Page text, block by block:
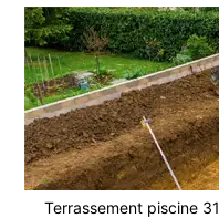
Terrassement piscine 31